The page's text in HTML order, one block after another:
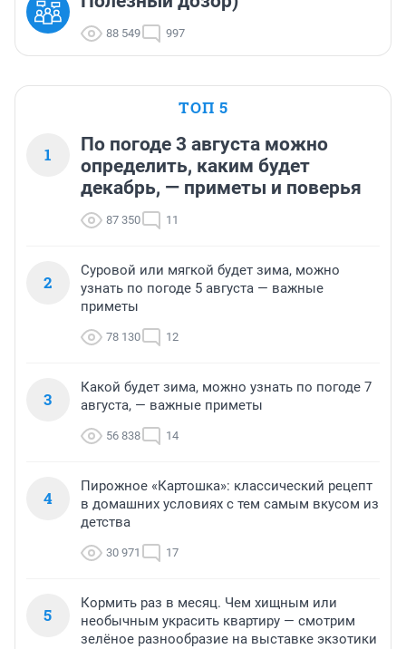
88 549 997
ТОП 5
1
По погоде 3 августа можно
определить, каким будет
декабрь, — приметы и поверья
87 350 11
2
Суровой или мягкой будет зима, можно
узнать по погоде 5 августа — важные
приметы
78 130 12
3
Какой будет зима, можно узнать по погоде 7
августа, — важные приметы
56 838 14
4
Пирожное «Картошка»: классический рецепт
в домашних условиях с тем самым вкусом из
детства
30 971 17
5
Кормить раз в месяц. Чем хищным или
необычным украсить квартиру — смотрим
зелёное разнообразие на выставке экзотики